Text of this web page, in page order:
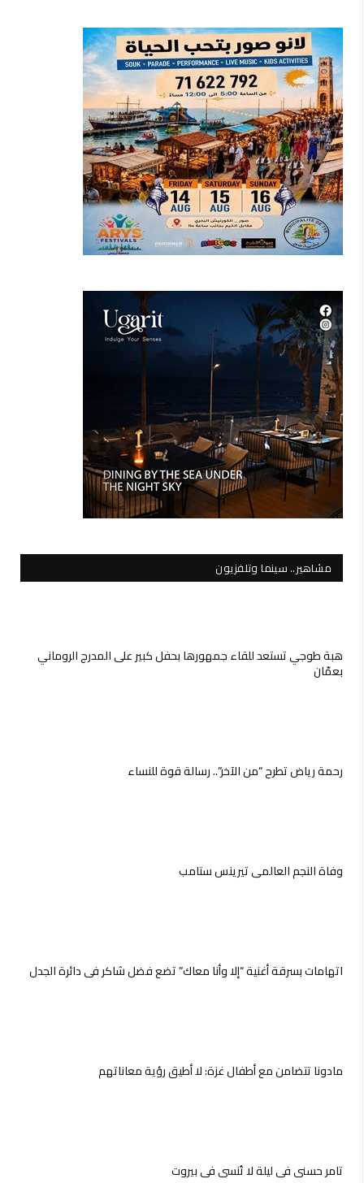
مشاهير.. سينما وتلفزيون
هبة طوجي تستعد للقاء جمهورها بحفل كبير على المدرج الروماني
بعمّان
رحمة رياض تطرح “من الآخر”.. رسالة قوة للنساء
وفاة النجم العالمي تيرينس ستامب
اتهامات بسرقة أغنية “إلا وأنا معاك” تضع فضل شاكر في دائرة الجدل
مادونا تتضامن مع أطفال غزة: لا أطيق رؤية معاناتهم
تامر حسني في ليلة لا تُنسى في بيروت